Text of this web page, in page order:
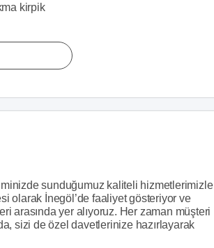
kirpik
sunduğumuz kaliteli hizmetlerimizle
olarak İnegöl’de faaliyet gösteriyor ve
arasında yer alıyoruz. Her zaman müşteri
sizi de özel davetlerinize hazırlayarak